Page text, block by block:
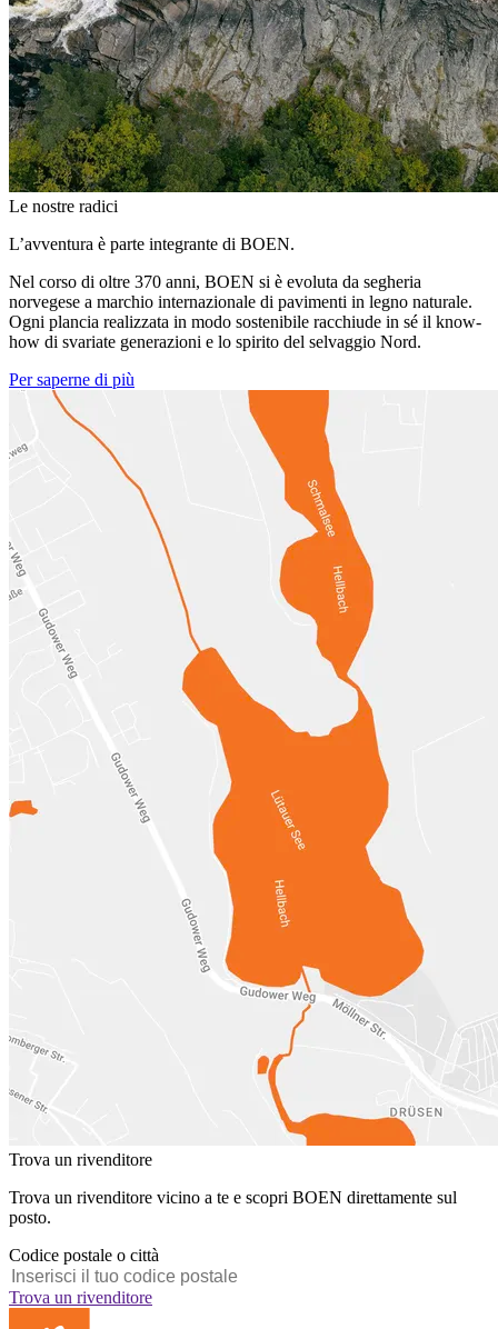
Le nostre radici
L’avventura è parte integrante di BOEN.
Nel corso di oltre 370 anni, BOEN si è evoluta da segheria
norvegese a marchio internazionale di pavimenti in legno naturale.
Ogni plancia realizzata in modo sostenibile racchiude in sé il know-
how di svariate generazioni e lo spirito del selvaggio Nord.
Per saperne di più
Trova un rivenditore
Trova un rivenditore vicino a te e scopri BOEN direttamente sul
posto.
Codice postale o città
Trova un rivenditore